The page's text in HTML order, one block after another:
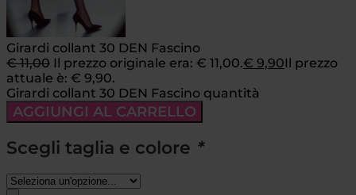
Girardi collant 30 DEN Fascino
€11,00 Il prezzo originale era: € 11,00.€ 9,90Il prezzo
attuale è: € 9,90.
Girardi collant 30 DEN Fascino quantità
AGGIUNGI AL CARRELLO
Scegli taglia e colore *